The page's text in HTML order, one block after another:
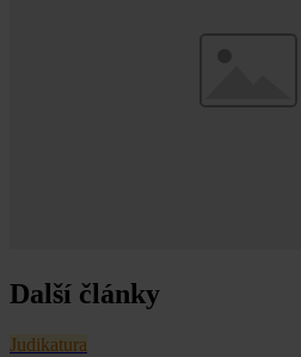
Další články
Judikatura